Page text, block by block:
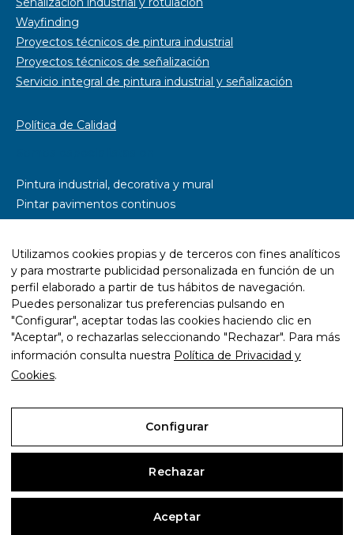
Wayfinding
Proyectos técnicos de pintura industrial
Proyectos técnicos de señalización
Servicio integral de pintura industrial y señalización
Política de Calidad
Pintura industrial, decorativa y mural
Pintar pavimentos continuos
Pintar parkings
Pintar pistas deportivas
Señalética y rotulación
Diseño wayfinding
Trabajos con resina epoxi
Trabajos con pintura ecológica
Mantenimiento y rehabilitación de infraestructuras
Utilizamos cookies propias y de terceros con fines analíticos
y para mostrarte publicidad personalizada en función de un
perfil elaborado a partir de tus hábitos de navegación.
Puedes personalizar tus preferencias pulsando en
"Configurar", aceptar todas las cookies haciendo clic en
"Aceptar", o rechazarlas seleccionando "Rechazar". Para más
información consulta nuestra Política de Privacidad y
Cookies.
Configurar
Rechazar
Aceptar
Aviso Legal
Política de Privacidad y Cookies
Configurar